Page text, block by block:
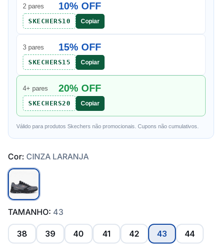
2 pares 10% OFF
SKECHERS10 Copiar
3 pares 15% OFF
SKECHERS15 Copiar
4+ pares 20% OFF
SKECHERS20 Copiar
Válido para produtos Skechers não promocionais. Cupons não cumulativos.
Cor: CINZA LARANJA
TAMANHO: 43
38 39 40 41 42 43 44